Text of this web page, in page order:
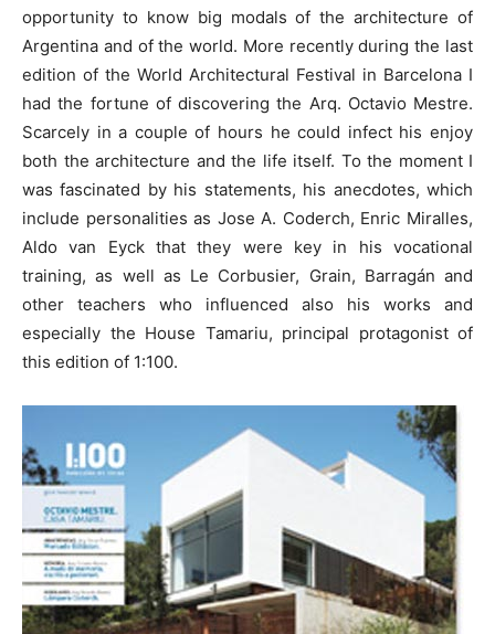
opportunity to know big modals of the architecture of
Argentina and of the world. More recently during the last
edition of the World Architectural Festival in Barcelona I
had the fortune of discovering the Arq. Octavio Mestre.
Scarcely in a couple of hours he could infect his enjoy
both the architecture and the life itself. To the moment I
was fascinated by his statements, his anecdotes, which
include personalities as Jose A. Coderch, Enric Miralles,
Aldo van Eyck that they were key in his vocational
training, as well as Le Corbusier, Grain, Barragán and
other teachers who influenced also his works and
especially the House Tamariu, principal protagonist of
this edition of 1:100.